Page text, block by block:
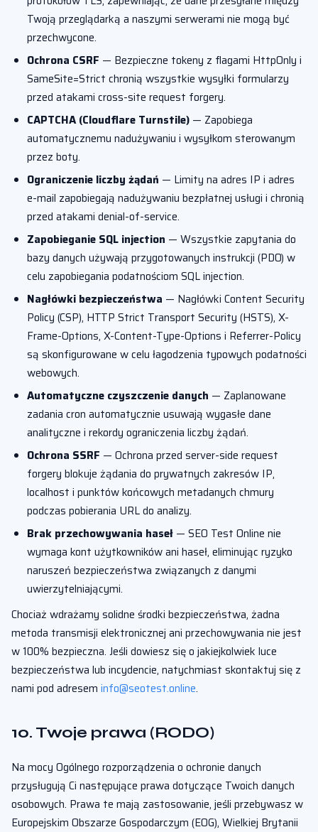
Twoją przeglądarką a naszymi serwerami nie mogą być
przechwycone.
Ochrona CSRF — Bezpieczne tokeny z flagami HttpOnly i
SameSite=Strict chronią wszystkie wysyłki formularzy
przed atakami cross-site request forgery.
CAPTCHA (Cloudflare Turnstile) — Zapobiega
automatycznemu nadużywaniu i wysyłkom sterowanym
przez boty.
Ograniczenie liczby żądań — Limity na adres IP i adres
e-mail zapobiegają nadużywaniu bezpłatnej usługi i chronią
przed atakami denial-of-service.
Zapobieganie SQL injection — Wszystkie zapytania do
bazy danych używają przygotowanych instrukcji (PDO) w
celu zapobiegania podatnościom SQL injection.
Nagłówki bezpieczeństwa — Nagłówki Content Security
Policy (CSP), HTTP Strict Transport Security (HSTS), X-
Frame-Options, X-Content-Type-Options i Referrer-Policy
są skonfigurowane w celu łagodzenia typowych podatności
webowych.
Automatyczne czyszczenie danych — Zaplanowane
zadania cron automatycznie usuwają wygasłe dane
analityczne i rekordy ograniczenia liczby żądań.
Ochrona SSRF — Ochrona przed server-side request
forgery blokuje żądania do prywatnych zakresów IP,
localhost i punktów końcowych metadanych chmury
podczas pobierania URL do analizy.
Brak przechowywania haseł — SEO Test Online nie
wymaga kont użytkowników ani haseł, eliminując ryzyko
naruszeń bezpieczeństwa związanych z danymi
uwierzytelniającymi.
Chociaż wdrażamy solidne środki bezpieczeństwa, żadna
metoda transmisji elektronicznej ani przechowywania nie jest
w 100% bezpieczna. Jeśli dowiesz się o jakiejkolwiek luce
bezpieczeństwa lub incydencie, natychmiast skontaktuj się z
nami pod adresem info@seotest.online.
10. Twoje prawa (RODO)
Na mocy Ogólnego rozporządzenia o ochronie danych
przysługują Ci następujące prawa dotyczące Twoich danych
osobowych. Prawa te mają zastosowanie, jeśli przebywasz w
Europejskim Obszarze Gospodarczym (EOG), Wielkiej Brytanii